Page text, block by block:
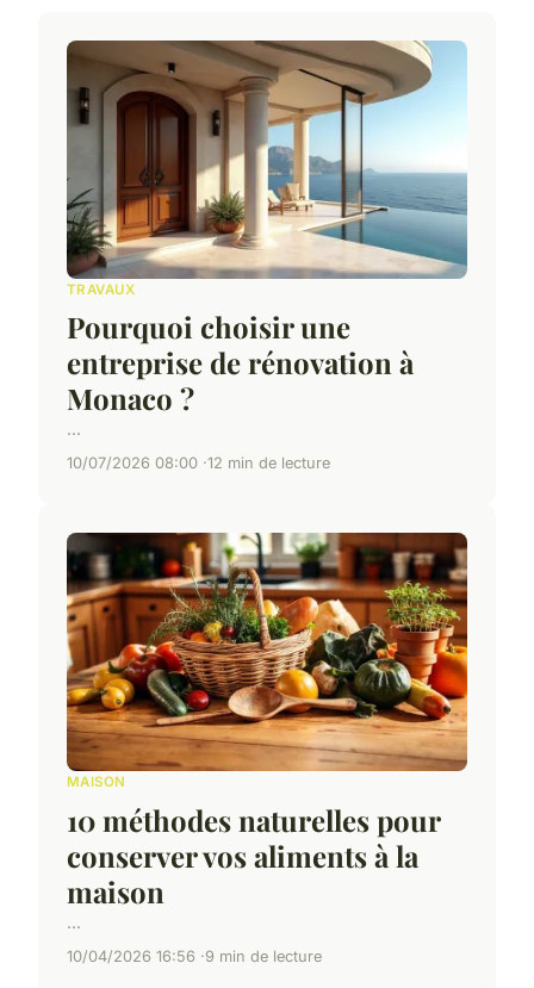
TRAVAUX
Pourquoi choisir une
entreprise de rénovation à
Monaco ?
...
10/07/2026 08:00 12 min de lecture
MAISON
10 méthodes naturelles pour
conserver vos aliments à la
maison
...
10/04/2026 16:56 9 min de lecture